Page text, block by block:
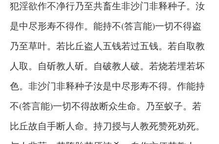
犯淫欲作不净行乃至共畜生非沙门非释种子。汝
是中尽形寿不得作。能持不(答言能)一切不得盗
乃至草叶。若比丘盗人五钱若过五钱。若自取教
人取。自斫教人斫。自破教人破。若烧若埋若坏
色。非沙门非释种子汝是中尽形寿不得。作能持
不(答言能)一切不得故断众生命。乃至蚁子。若
比丘故自手断人命。持刀授与人教死赞死劝死。